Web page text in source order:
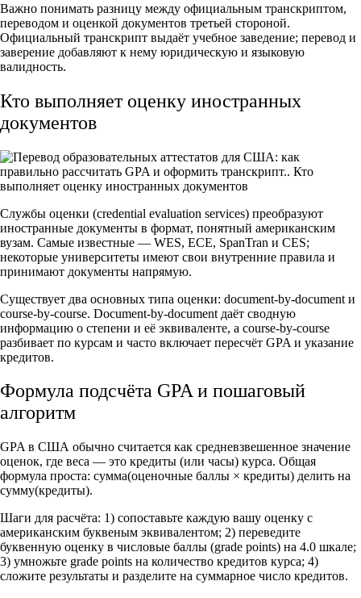
Важно понимать разницу между официальным транскриптом,
переводом и оценкой документов третьей стороной.
Официальный транскрипт выдаёт учебное заведение; перевод и
заверение добавляют к нему юридическую и языковую
валидность.
Кто выполняет оценку иностранных
документов
Службы оценки (credential evaluation services) преобразуют
иностранные документы в формат, понятный американским
вузам. Самые известные — WES, ECE, SpanTran и CES;
некоторые университеты имеют свои внутренние правила и
принимают документы напрямую.
Существует два основных типа оценки: document-by-document и
course-by-course. Document-by-document даёт сводную
информацию о степени и её эквиваленте, а course-by-course
разбивает по курсам и часто включает пересчёт GPA и указание
кредитов.
Формула подсчёта GPA и пошаговый
алгоритм
GPA в США обычно считается как средневзвешенное значение
оценок, где веса — это кредиты (или часы) курса. Общая
формула проста: сумма(оценочные баллы × кредиты) делить на
сумму(кредиты).
Шаги для расчёта: 1) сопоставьте каждую вашу оценку с
американским буквеным эквивалентом; 2) переведите
буквенную оценку в числовые баллы (grade points) на 4.0 шкале;
3) умножьте grade points на количество кредитов курса; 4)
сложите результаты и разделите на суммарное число кредитов.